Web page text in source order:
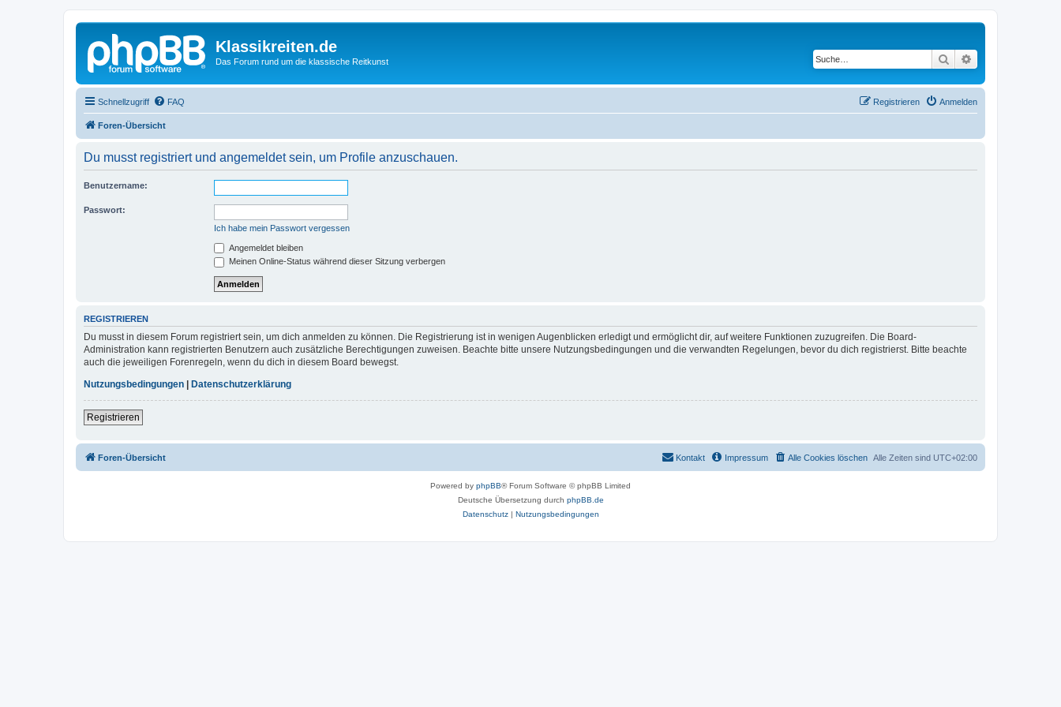
Klassikreiten.de
Das Forum rund um die klassische Reitkunst Suche
Schnellzugriff FAQ Anmelden
Registrieren
Foren-Übersicht
Du musst registriert und angemeldet sein, um Profile anzuschauen.
Benutzername:
Passwort:
Ich habe mein Passwort vergessen
Angemeldet bleiben
Meinen Online-Status während dieser Sitzung verbergen
REGISTRIEREN
Du musst in diesem Forum registriert sein, um dich anmelden zu können. Die Registrierung ist in wenigen Augenblicken erledigt und ermöglicht dir, auf weitere Funktionen zuzugreifen. Die Board-
Administration kann registrierten Benutzern auch zusätzliche Berechtigungen zuweisen. Beachte bitte unsere Nutzungsbedingungen und die verwandten Regelungen, bevor du dich registrierst. Bitte beachte
auch die jeweiligen Forenregeln, wenn du dich in diesem Board bewegst.
Nutzungsbedingungen
Datenschutzerklärung
Registrieren
Foren-Übersicht Alle Zeiten sind UTC+02:00
Alle Cookies löschen
Impressum
Kontakt
Powered by phpBB® Forum Software © phpBB Limited
Deutsche Übersetzung durch phpBB.de
Datenschutz| Nutzungsbedingungen